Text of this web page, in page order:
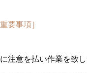
重要事項］
注意を払い作業を致